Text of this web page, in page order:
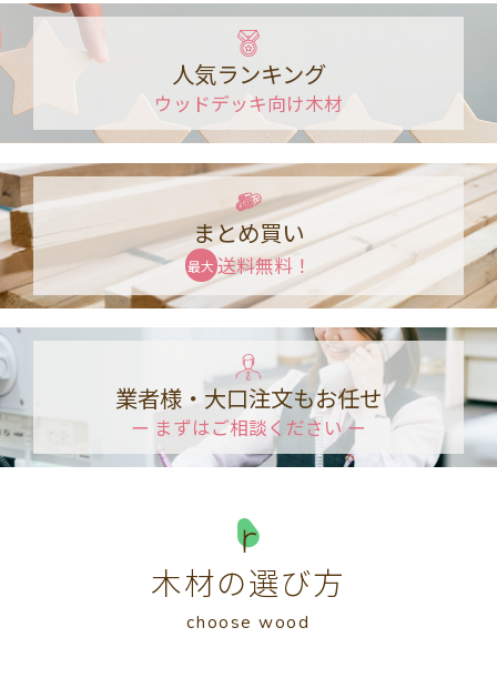
人気ランキング
ウッドデッキ向け木材
まとめ買い
最大 送料無料！
業者様・大口注文もお任せ
ー まずはご相談ください ー
木材の選び方
choose wood